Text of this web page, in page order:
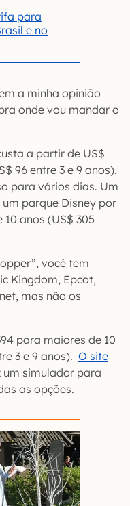
para
e no
a minha opinião
onde vou mandar o
a partir de US$
96 entre 3 e 9 anos).
para vários dias. Um
parque Disney por
anos (US$ 305
você tem
Kingdom, Epcot,
mas não os
para maiores de 10
3 e 9 anos). O site
um simulador para
as opções.